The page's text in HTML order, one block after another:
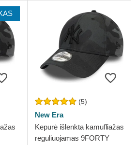
(5)
New Era
Kepurė išlenkta kamufliažas
reguliuojamas 9FORTY